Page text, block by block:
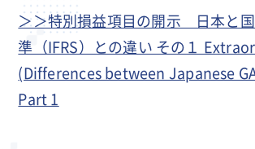
＞＞特別損益項目の開示 日本と
準（IFRS）との違い その１
(Differences between Japanese
Part 1